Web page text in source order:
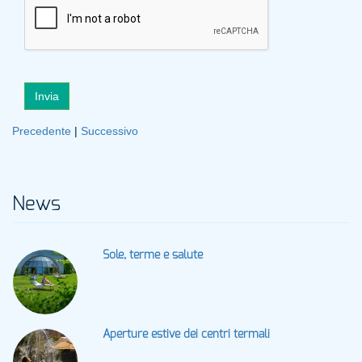
Invia
Precedente | Successivo
News
Sole, terme e salute
Aperture estive dei centri termali